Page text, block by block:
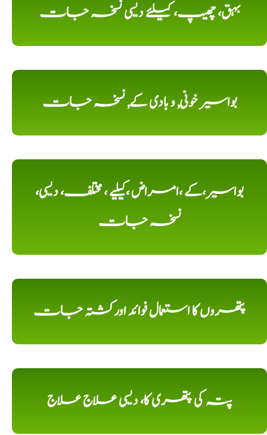
بہق، چھیپ، کیلئے دیسی نسخہ جات
بواسیر خونی, و بادی کے, نسخہ جات
بواسیر،کے ،امراض ،کیلیے ، مختلف، دیسی،
نسخہ جات
پتھروں کا استعمال فوائد اورکشتہ جات
پتہ کی پتھری کا، دیسی علاج علاج